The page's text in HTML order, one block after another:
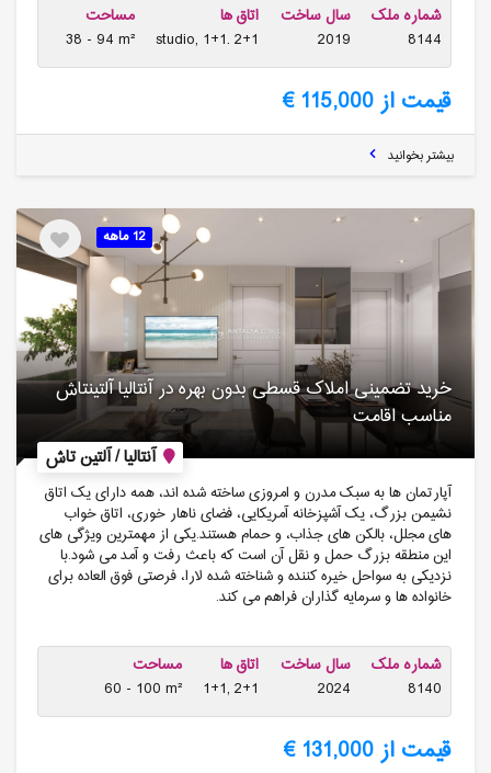
شماره ملک
8144
سال ساخت
2019
اتاق ها
studio, 1+1. 2+1
مساحت
38 - 94 m²
قیمت از 115,000 €
بیشتر بخوانید
12 ماهه
خرید تضمینی املاک قسطی بدون بهره در آنتالیا آلتینتاش
مناسب اقامت
آنتالیا / آلتین تاش
آپارتمان ها به سبک مدرن و امروزی ساخته شده اند، همه دارای یک اتاق
نشیمن بزرگ، یک آشپزخانه آمریکایی، فضای ناهار خوری، اتاق خواب
های مجلل، بالکن های جذاب، و حمام هستند.یکی از مهمترین ویژگی های
این منطقه بزرگ حمل و نقل آن است که باعث رفت و آمد می شود.با
نزدیکی به سواحل خیره کننده و شناخته شده لارا، فرصتی فوق العاده برای
خانواده ها و سرمایه گذاران فراهم می کند.
شماره ملک
8140
سال ساخت
2024
اتاق ها
1+1, 2+1
مساحت
60 - 100 m²
قیمت از 131,000 €